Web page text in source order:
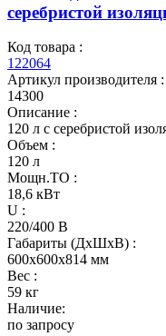
серебристой
Код товара :
122064
Артикул производителя :
14300
Описание :
120 л c серебристой
Объем :
120 л
Мощн.ТО :
18,6 кВт
U :
220/400 В
Габариты (ДхШхВ) :
600x600x814 мм
Вес :
59 кг
Наличие:
по запросу